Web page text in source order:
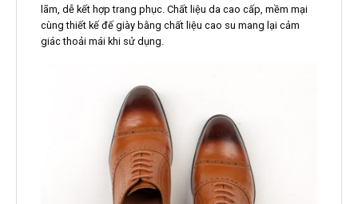
lãm, dễ kết hợp trang phục. Chất liệu da cao cấp, mềm mại
cùng thiết kế đế giày bằng chất liệu cao su mang lại cảm
giác thoải mái khi sử dụng.